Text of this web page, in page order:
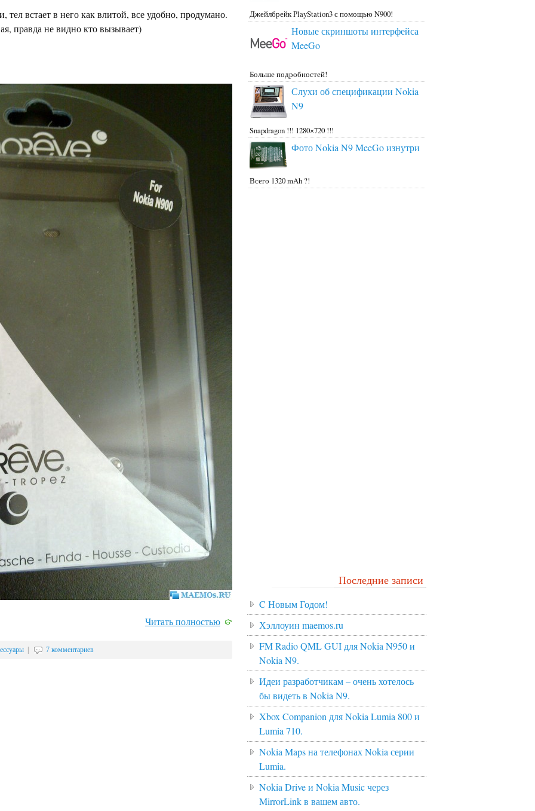
встает в него как влитой, все удобно, продумано.
правда не видно кто вызывает)
Читать полностью
7 комментариев
Джейлбрейк PlayStation3 с помощью N900!
Новые скриншоты интерфейса
MeeGo
Больше подробностей!
Слухи об спецификации Nokia
N9
Snapdragon !!! 1280×720 !!!
Фото Nokia N9 MeeGo изнутри
Всего 1320 mAh ?!
Последние записи
C Новым Годом!
Хэллоуин maemos.ru
FM Radio QML GUI для Nokia N950 и
Nokia N9.
Идеи разработчикам – очень хотелось
бы видеть в Nokia N9.
Xbox Companion для Nokia Lumia 800 и
Lumia 710.
Nokia Maps на телефонах Nokia серии
Lumia.
Nokia Drive и Nokia Music через
MirrorLink в вашем авто.